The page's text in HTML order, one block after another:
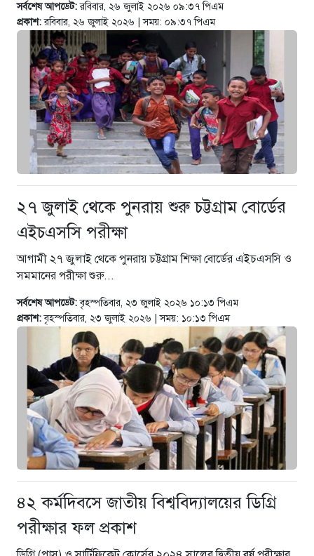
সর্বশেষ আপডেট:রবিবার, ২৬ জুলাই ২০২৬ ০৯:৩৭ পিএম
প্রকাশ:রবিবার, ২৬ জুলাই ২০২৬ | সময়: ০৯:৩৭ পিএম
২৭ জুলাই থেকে পুনরায় শুরু চট্টগ্রাম বোর্ডের
এইচএসসি পরীক্ষা
আগামী ২৭ জুলাই থেকে পুনরায় চট্টগ্রাম শিক্ষা বোর্ডের এইচএসসি ও
সমমানের পরীক্ষা শুরু...
সর্বশেষ আপডেট:বৃহস্পতিবার, ২৩ জুলাই ২০২৬ ১০:১৩ পিএম
প্রকাশ:বৃহস্পতিবার, ২৩ জুলাই ২০২৬ | সময়: ১০:১৩ পিএম
৪২ কর্মদিবসে জাতীয় বিশ্ববিদ্যালয়ের ডিগ্রি
পরীক্ষার ফল প্রকাশ